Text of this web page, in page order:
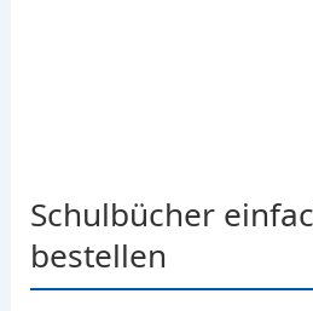
Schulbücher
bestellen